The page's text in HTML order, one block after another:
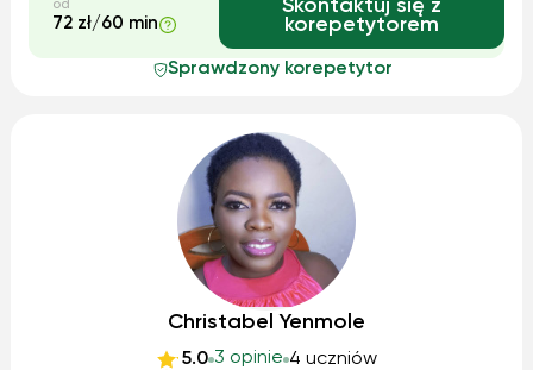
od
72 zł/60 min
Skontaktuj się z
korepetytorem
Sprawdzony korepetytor
Christabel Yenmole
5.0 3 opinie 4 uczniów